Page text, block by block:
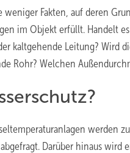
weniger Fakten, auf deren
im Objekt erfüllt. Handelt
kaltgehende Leitung? Wird
Rohr? Welchen
werden
Darüber hinaus